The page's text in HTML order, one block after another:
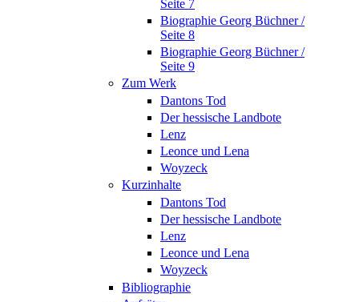
Seite 7
Biographie Georg Büchner /
Seite 8
Biographie Georg Büchner /
Seite 9
Zum Werk
Dantons Tod
Der hessische Landbote
Lenz
Leonce und Lena
Woyzeck
Kurzinhalte
Dantons Tod
Der hessische Landbote
Lenz
Leonce und Lena
Woyzeck
Bibliographie